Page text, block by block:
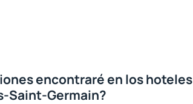
encontraré en los hoteles
Saint-Germain?